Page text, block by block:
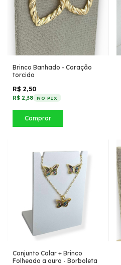
Brinco Banhado - Coração
torcido
R$ 2,50
R$ 2,38 NO PIX
Comprar
Conjunto Colar + Brinco
Folheado a ouro - Borboleta